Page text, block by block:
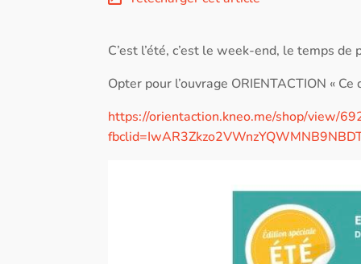
C’est l’été, c’est le week-end, le temps
Opter pour l’ouvrage ORIENTACTION «
https://orientaction.kneo.me/shop/view/